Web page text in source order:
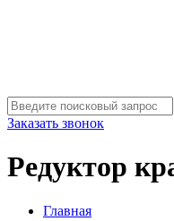
Заказать звонок
Редуктор
Главная